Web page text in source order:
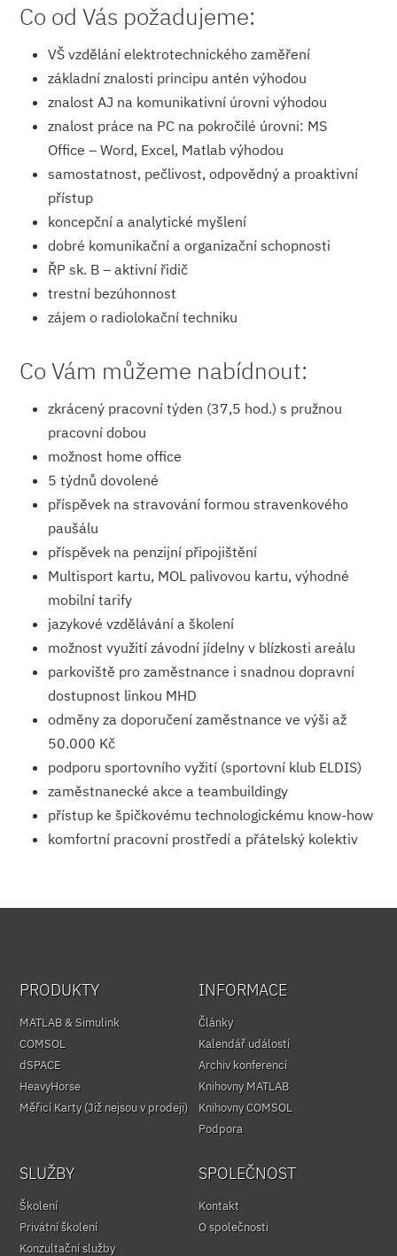
Co od Vás požadujeme:
VŠ vzdělání elektrotechnického zaměření
základní znalosti principu antén výhodou
znalost AJ na komunikativní úrovni výhodou
znalost práce na PC na pokročilé úrovni: MS
Office – Word, Excel, Matlab výhodou
samostatnost, pečlivost, odpovědný a proaktivní
přístup
koncepční a analytické myšlení
dobré komunikační a organizační schopnosti
ŘP sk. B – aktivní řidič
trestní bezúhonnost
zájem o radiolokační techniku
Co Vám můžeme nabídnout:
zkrácený pracovní týden (37,5 hod.) s pružnou
pracovní dobou
možnost home office
5 týdnů dovolené
příspěvek na stravování formou stravenkového
paušálu
příspěvek na penzijní připojištění
Multisport kartu, MOL palivovou kartu, výhodné
mobilní tarify
jazykové vzdělávání a školení
možnost využití závodní jídelny v blízkosti areálu
parkoviště pro zaměstnance i snadnou dopravní
dostupnost linkou MHD
odměny za doporučení zaměstnance ve výši až
50.000 Kč
podporu sportovního vyžití (sportovní klub ELDIS)
zaměstnanecké akce a teambuildingy
přístup ke špičkovému technologickému know-how
komfortní pracovní prostředí a přátelský kolektiv
PRODUKTY
MATLAB & Simulink
COMSOL
dSPACE
HeavyHorse
Měřicí Karty (Již nejsou v prodeji)
INFORMACE
Články
Kalendář událostí
Archiv konferencí
Knihovny MATLAB
Knihovny COMSOL
Podpora
SLUŽBY
Školení
Privátní školení
Konzultační služby
SPOLEČNOST
Kontakt
O společnosti